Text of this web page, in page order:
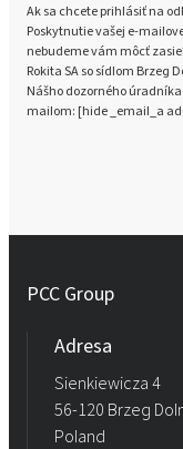
Ak sa chcete prihlásiť na
Poskytnutie vašej e-
nebudeme vám môcť
Rokita SA so sídlom Brzeg
Nášho dozorného
mailom: [hide _email_a
PCC Group
Adresa
Sienkiewicza 4
56-120 Brzeg
Poland